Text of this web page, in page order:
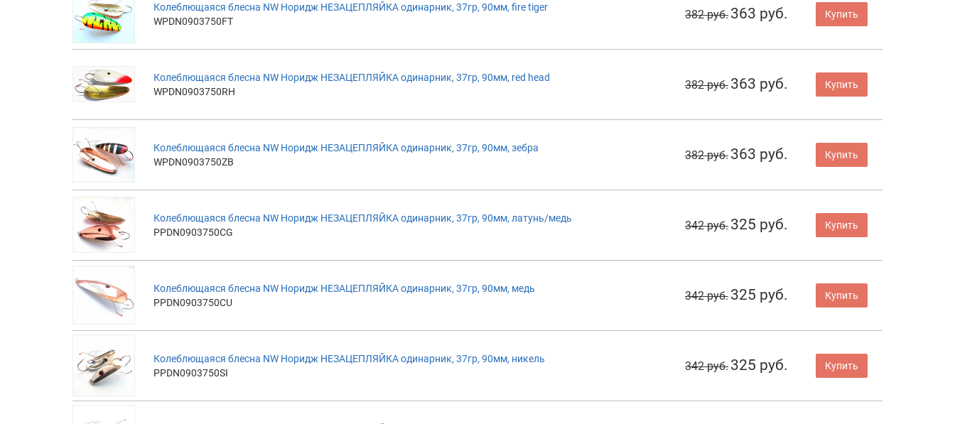
Колеблющаяся блесна NW Норидж НЕЗАЦЕПЛЯЙКА одинарник, 37гр, 90мм, fire tiger
WPDN0903750FT
382 руб. 363 руб. Купить
Колеблющаяся блесна NW Норидж НЕЗАЦЕПЛЯЙКА одинарник, 37гр, 90мм, red head
WPDN0903750RH
382 руб. 363 руб. Купить
Колеблющаяся блесна NW Норидж НЕЗАЦЕПЛЯЙКА одинарник, 37гр, 90мм, зебра
WPDN0903750ZB
382 руб. 363 руб. Купить
Колеблющаяся блесна NW Норидж НЕЗАЦЕПЛЯЙКА одинарник, 37гр, 90мм, латунь/медь
PPDN0903750CG
342 руб. 325 руб. Купить
Колеблющаяся блесна NW Норидж НЕЗАЦЕПЛЯЙКА одинарник, 37гр, 90мм, медь
PPDN0903750CU
342 руб. 325 руб. Купить
Колеблющаяся блесна NW Норидж НЕЗАЦЕПЛЯЙКА одинарник, 37гр, 90мм, никель
PPDN0903750SI
342 руб. 325 руб. Купить